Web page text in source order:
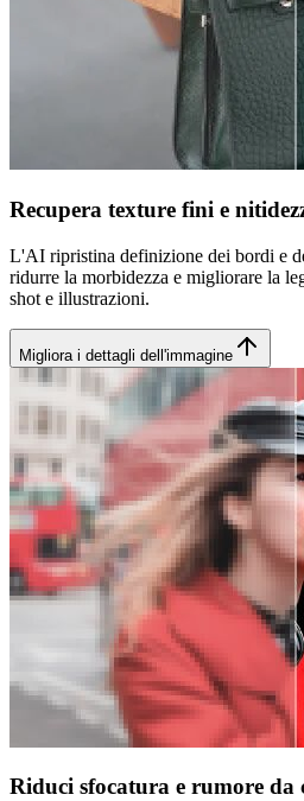
Recupera texture fini e
L'AI ripristina definizione dei bordi e
ridurre la morbidezza e migliorare la
shot e illustrazioni.
Migliora i dettagli dell'immagine
Riduci sfocatura e rumore da